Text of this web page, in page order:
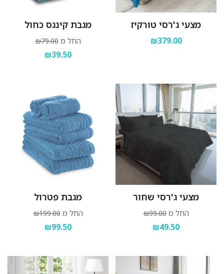
מצעי ג'רסי טורקיז
₪379.00
מגבת קינגס כחול
החל מ ₪79.00
₪39.50
מצעי ג'רסי שחור
החל מ ₪99.00
₪49.50
מגבת פטרול
החל מ ₪199.00
₪99.50